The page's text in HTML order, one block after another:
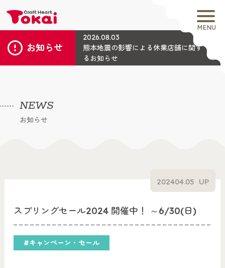
MENU
お知らせ
2026.08.03
熊本地震の影響による休業店舗に関す
るお知らせ
NEWS
お知らせ
スプリングセール2024 開催中！ ～6/30(日)
#キャンペーン・セール
202404.05 UP